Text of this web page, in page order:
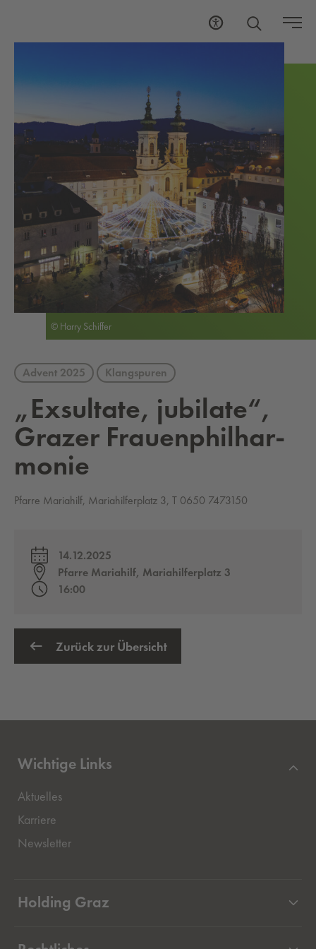
Advent 2025 Klangspuren
„Ex­sul­ta­te, ju­bi­la­te“,
Gra­zer Frau­en­phil­har­
mo­nie
Pfarre Mariahilf, Mariahilferplatz 3, T 0650 7473150
14.12.2025
Pfarre Mariahilf, Mariahilferplatz 3
16:00
© Harry Schiffer
Zurück zur Übersicht
Wichtige Links
Aktuelles
Karriere
Newsletter
Holding Graz